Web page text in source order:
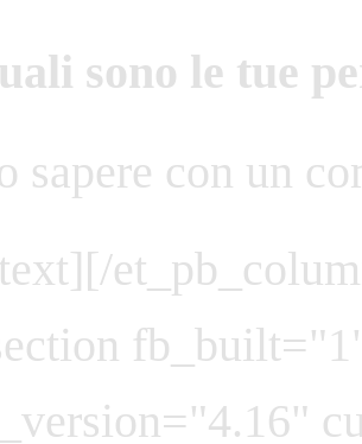
sono le tue
sapere con un